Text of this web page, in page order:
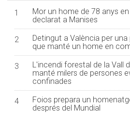
1
Mor un home de 78 anys
declarat a Manises
2
Detingut a València per
que manté un home en
3
L'incendi forestal de la Vall
manté milers de persones
confinades
4
Foios prepara un
després del Mundial